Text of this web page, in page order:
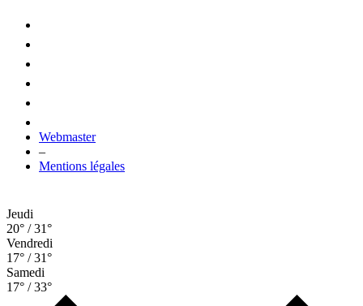
Webmaster
–
Mentions légales
Jeudi
20° / 31°
Vendredi
17° / 31°
Samedi
17° / 33°